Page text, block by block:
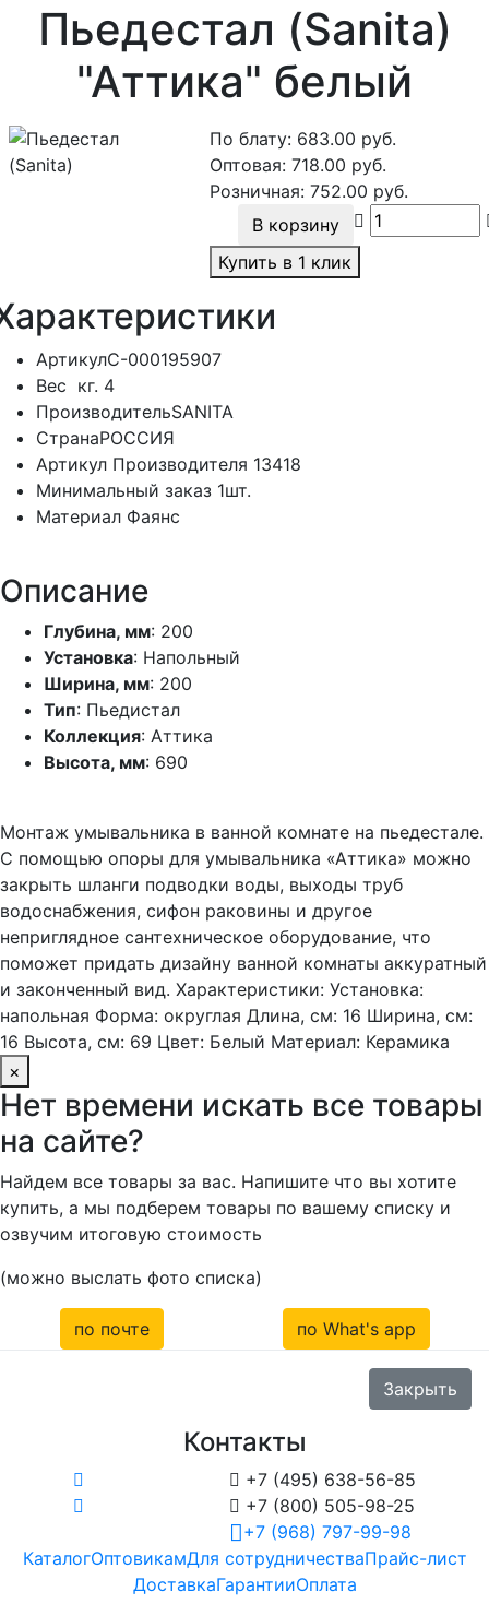
Пьедестал (Sanita)
"Аттика" белый
АртикулС-000195907
Вес кг. 4
ПроизводительSANITA
СтранаРОССИЯ
Артикул Производителя 13418
Минимальный заказ 1шт.
Материал Фаянс
По блату: 683.00 руб.
Оптовая: 718.00 руб.
Розничная: 752.00 руб.
В корзину
Купить в 1 клик
Описание
Глубина, мм: 200
Установка: Напольный
Ширина, мм: 200
Тип: Пьедистал
Коллекция: Аттика
Высота, мм: 690
Монтаж умывальника в ванной комнате на пьедестале.
С помощью опоры для умывальника «Аттика» можно
закрыть шланги подводки воды, выходы труб
водоснабжения, сифон раковины и другое
неприглядное сантехническое оборудование, что
поможет придать дизайну ванной комнаты аккуратный
и законченный вид. Характеристики: Установка:
напольная Форма: округлая Длина, см: 16 Ширина, см:
16 Высота, см: 69 Цвет: Белый Материал: Керамика
×
Нет времени искать все товары
на сайте?
Найдем все товары за вас. Напишите что вы хотите
купить, а мы подберем товары по вашему списку и
озвучим итоговую стоимость
(можно выслать фото списка)
по почте по What's app
Закрыть
Контакты
 +7 (495) 638-56-85
 +7 (800) 505-98-25
+7 (968) 797-99-98
КаталогОптовикамДля сотрудничестваПрайс-лист
ДоставкаГарантииОплата